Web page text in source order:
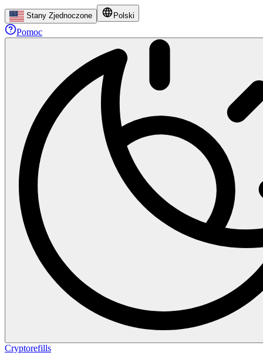
Stany Zjednoczone Polski
Pomoc
Cryptorefills